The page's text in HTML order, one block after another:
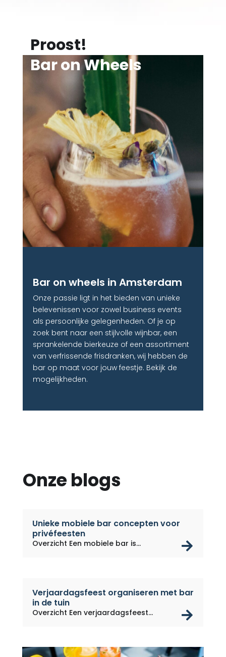
Proost!
Bar on Wheels
Bar on wheels in Amsterdam
Onze passie ligt in het bieden van unieke
belevenissen voor zowel business events
als persoonlijke gelegenheden. Of je op
zoek bent naar een stijlvolle wijnbar, een
sprankelende bierkeuze of een assortiment
van verfrissende frisdranken, wij hebben de
bar op maat voor jouw feestje. Bekijk de
mogelijkheden.
Onze blogs
Unieke mobiele bar concepten voor
privéfeesten
Overzicht Een mobiele bar is...
Verjaardagsfeest organiseren met bar
in de tuin
Overzicht Een verjaardagsfeest...